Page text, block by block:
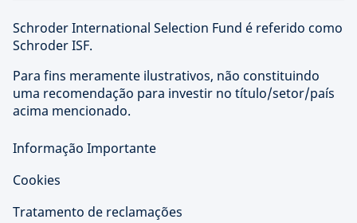
Schroder International Selection Fund é referido como
Schroder ISF.
Para fins meramente ilustrativos, não constituindo
uma recomendação para investir no título/setor/país
acima mencionado.
Informação Importante
Cookies
Tratamento de reclamações